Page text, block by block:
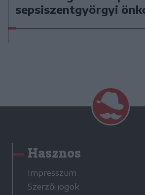
sepsiszentgyörgyi
Hasznos
Impresszum
Szerzői jogok